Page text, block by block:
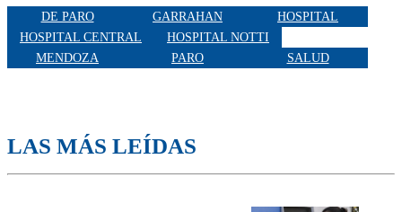
DE PARO GARRAHAN
HOSPITAL
HOSPITAL CENTRAL
HOSPITAL NOTTI
MENDOZA
PARO SALUD
LAS MÁS LEÍDAS